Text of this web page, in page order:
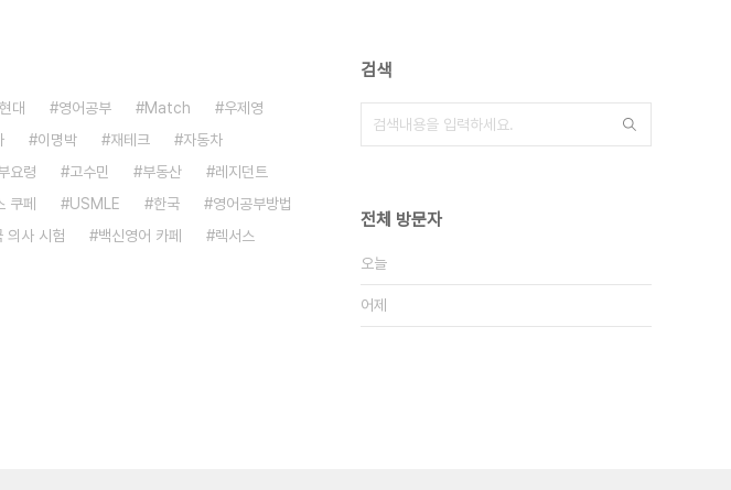
현대 영어공부 Match
우제영
이명박 재테크
자동차
요령 고수민 부동산
레지던트
쿠페 USMLE 한국
영어공부방법
의사 시험 백신영어 카페
렉서스
검색
전체 방문자
오늘
어제